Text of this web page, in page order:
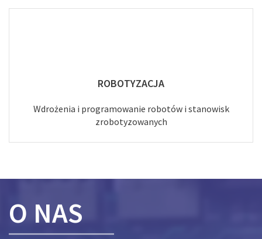
ROBOTYZACJA
Wdrożenia i programowanie robotów i stanowisk
zrobotyzowanych
O NAS